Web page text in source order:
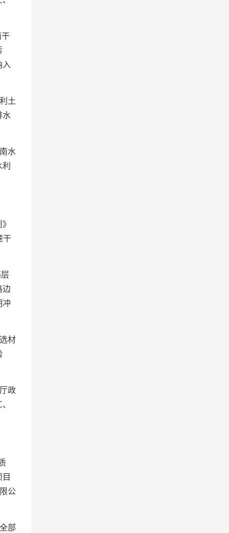
入
土
水
水
干
边
冲
材
政
公
部